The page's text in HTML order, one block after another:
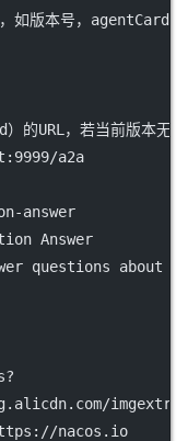
如版本号，agentCard
的URL，若当前版本无
a2a
answer
Answer
questions about
imgextra/i4/
nacos.io